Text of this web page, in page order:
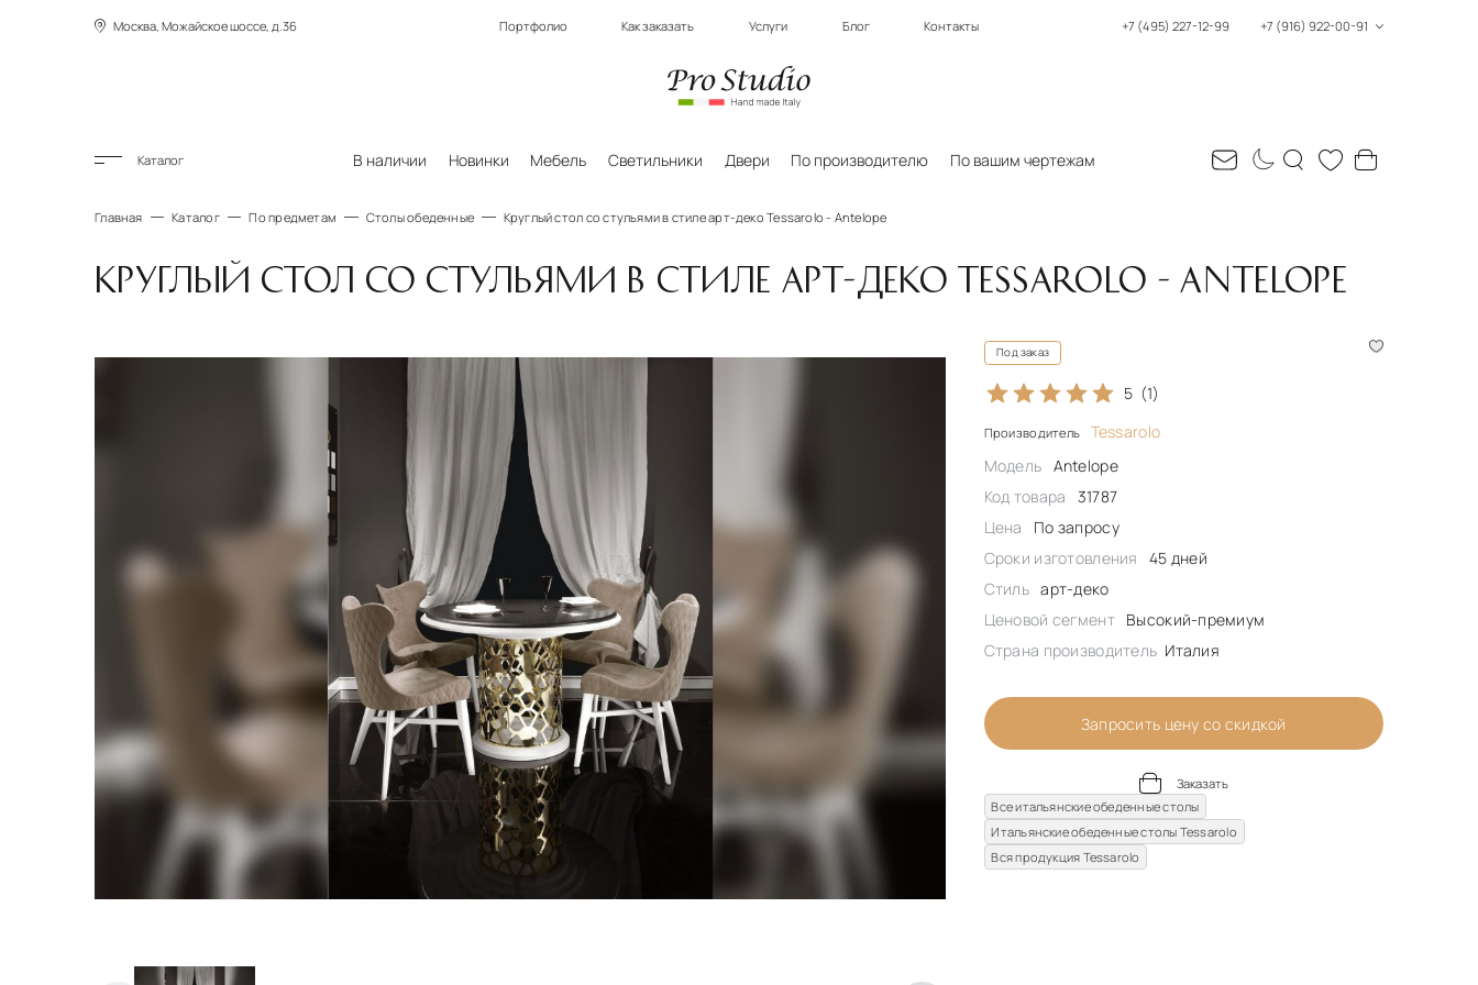
Москва, Можайское шоссе, д.36 Портфолио Как заказать Услуги Блог Контакты +7 (495) 227-12-99 +7 (916) 922-00-91
Каталог В наличии Новинки Мебель Светильники Двери По производителю По вашим чертежам
Главная Каталог По предметам Столы обеденные Круглый стол со стульями в стиле арт-деко Tessarolo - Antelope
КРУГЛЫЙ СТОЛ СО СТУЛЬЯМИ В СТИЛЕ АРТ-ДЕКО TESSAROLO - ANTELOPE
Под заказ
5 (1)
Производитель
Tessarolo
Модель Antelope
Код товара
31787
Цена
По запросу
Сроки изготовления
45 дней
Стиль арт-деко
Ценовой сегмент Высокий-премиум
Страна производитель Италия
Запросить цену со скидкой
Заказать
Все итальянские обеденные столы
Итальянские обеденные столы Tessarolo
Вся продукция Tessarolo